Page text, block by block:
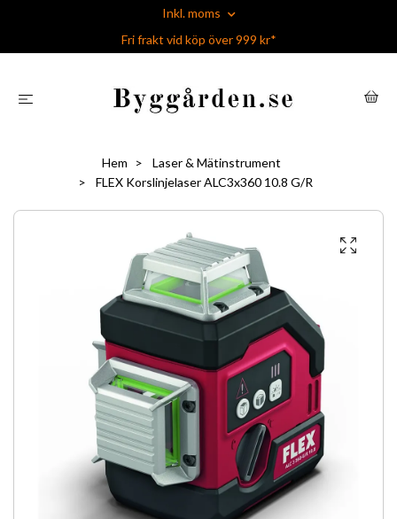
Inkl. moms
Fri frakt vid köp över 999 kr*
Hem
Laser & Mätinstrument
FLEX Korslinjelaser ALC3x360 10.8 G/R